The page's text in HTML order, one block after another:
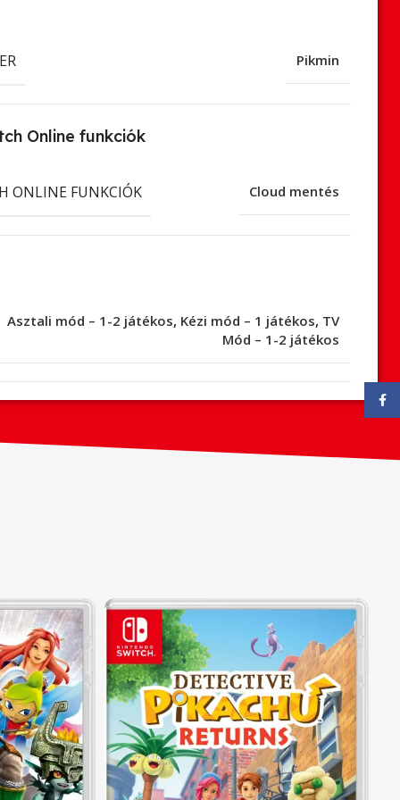
Pikmin
Online funkciók
ONLINE FUNKCIÓK Cloud mentés
Asztali mód – 1-2 játékos, Kézi mód – 1 játékos, TV
Mód – 1-2 játékos